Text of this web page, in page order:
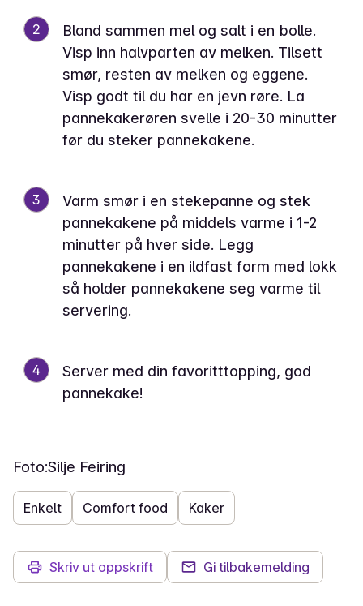
2
Bland sammen mel og salt i en bolle.
Visp inn halvparten av melken. Tilsett
smør, resten av melken og eggene.
Visp godt til du har en jevn røre. La
pannekakerøren svelle i 20-30 minutter
før du steker pannekakene.
3
Varm smør i en stekepanne og stek
pannekakene på middels varme i 1-2
minutter på hver side. Legg
pannekakene i en ildfast form med lokk
så holder pannekakene seg varme til
servering.
4
Server med din favoritttopping, god
pannekake!
Foto:Silje Feiring
Enkelt Comfort food Kaker
Skriv ut oppskrift Gi tilbakemelding